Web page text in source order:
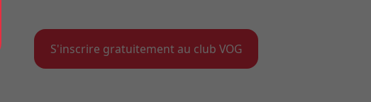
S'inscrire gratuitement au club VOG